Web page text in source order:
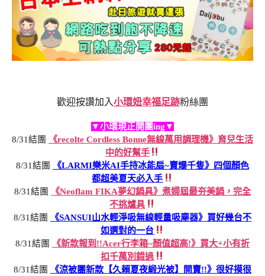
歡迎按讚加入小環妞幸福足跡粉絲團
▼小環現正開團ing▼
8/31結團
《recolte Cordless Bonne無線萬用調理機》育兒生活
中的好幫手
8/31結團
《LARMI樂米AI手持冰能扇~賣爆千隻》四個顏色
都超美夏天必入手
8/31結團
《Neoflam FIKA夢幻鍋具》煮婦屆最夯美鍋，完全
不挑爐具
8/31結團
《SANSUI山水輕淨吸無線輕量吸塵器》買好幾台不
如選對的一台
8/31結團
《新款報到!!Acer行李箱~顏值超高!》買大+小有折
扣千萬別錯過
8/31結團
《涼被團新款【久賴夏夜緞光被】開賣!!》很好摸很